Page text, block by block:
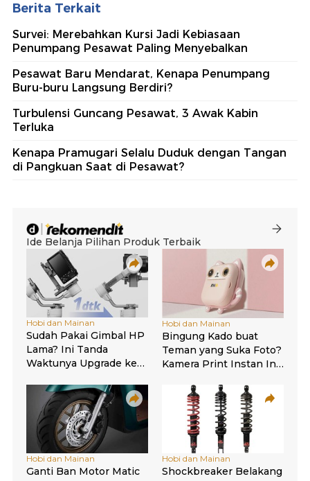
Berita Terkait
Survei: Merebahkan Kursi Jadi Kebiasaan
Penumpang Pesawat Paling Menyebalkan
Pesawat Baru Mendarat, Kenapa Penumpang
Buru-buru Langsung Berdiri?
Turbulensi Guncang Pesawat, 3 Awak Kabin
Terluka
Kenapa Pramugari Selalu Duduk dengan Tangan
di Pangkuan Saat di Pesawat?